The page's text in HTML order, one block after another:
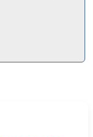
салон - и в тот
Все
дела!